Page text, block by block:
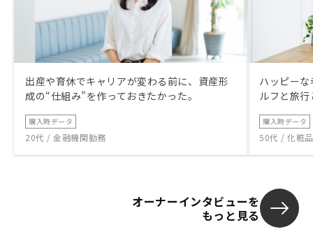
出産や育休でキャリアが変わる前に、資産形
成の“仕組み”を作っておきたかった。
購入時データ
20代 / 金融機関勤務
ハッピー
ルフと旅
購入時データ
50代 / 化粧
オーナーインタビューを
もっと見る